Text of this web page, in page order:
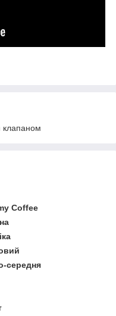
клапаном
Coffee
середня